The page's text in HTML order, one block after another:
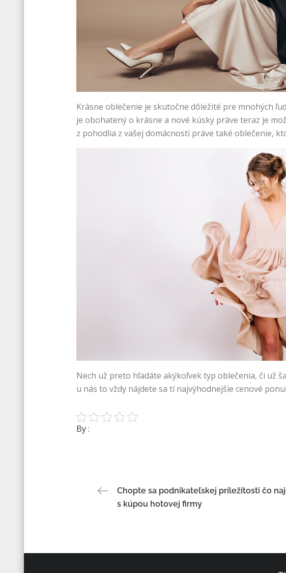
Krásne oblečenie je skutočne dôležité pre mnohých
je obohatený o krásne a nové kúsky práve teraz je
z pohodlia z vašej domácnosti práve také oblečenie,
Nech už preto hľadáte akýkoľvek typ oblečenia, či už
u nás to vždy nájdete sa tí najvýhodnejšie cenové
By :
Navigace
příspěvek
Chopte sa podnikateľskej príležitosti čo
s kúpou hotovej firmy